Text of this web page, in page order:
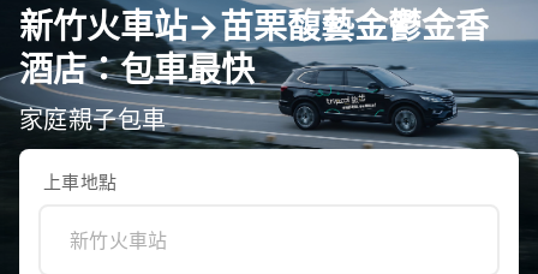
新竹火車站→苗栗馥藝金鬱金香
酒店：包車最快
家庭親子包車
上車地點